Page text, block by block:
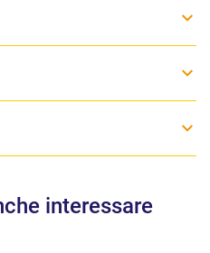
con semplicità, anche per chi
interessare